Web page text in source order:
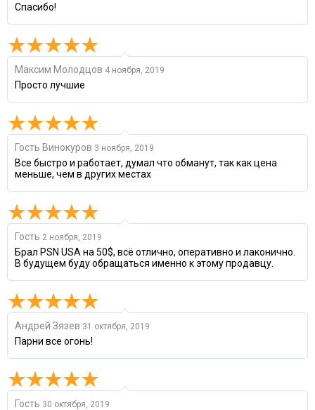
Спасибо!
Максим Молодцов 4 ноября, 2019
Просто лучшие
Гость Винoкуров 3 ноября, 2019
Все быстро и работает, думал что обманут, так как цена
меньше, чем в других местах
Гость 2 ноября, 2019
Брал PSN USA на 50$, всё отлично, оперативно и лаконично.
В будущем буду обращаться именно к этому продавцу.
Андрей Зязев 31 октября, 2019
Парни все огонь!
Гость 30 октября, 2019